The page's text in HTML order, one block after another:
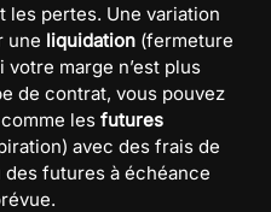
les pertes. Une variation
une liquidation (fermeture
marge n’est plus
de contrat, vous pouvez
les futures
avec des frais de
futures à échéance